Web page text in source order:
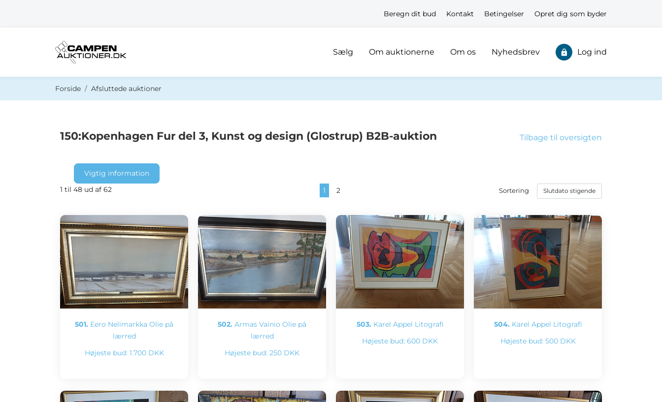
Beregn dit bud Kontakt Betingelser Opret dig som byder
Sælg Om auktionerne Om os Nyhedsbrev Log ind
Forside Afsluttede auktioner
Tilbage til oversigten
150:Kopenhagen Fur del 3, Kunst og design (Glostrup) B2B-auktion
Vigtig information
1 til 48 ud af 62
1 2 Sortering
501. Eero Nelimarkka Olie på
lærred
Højeste bud: 1.700 DKK
502. Armas Vainio Olie på
lærred
Højeste bud: 250 DKK
503. Karel Appel Litografi
Højeste bud: 600 DKK
504. Karel Appel Litografi
Højeste bud: 500 DKK